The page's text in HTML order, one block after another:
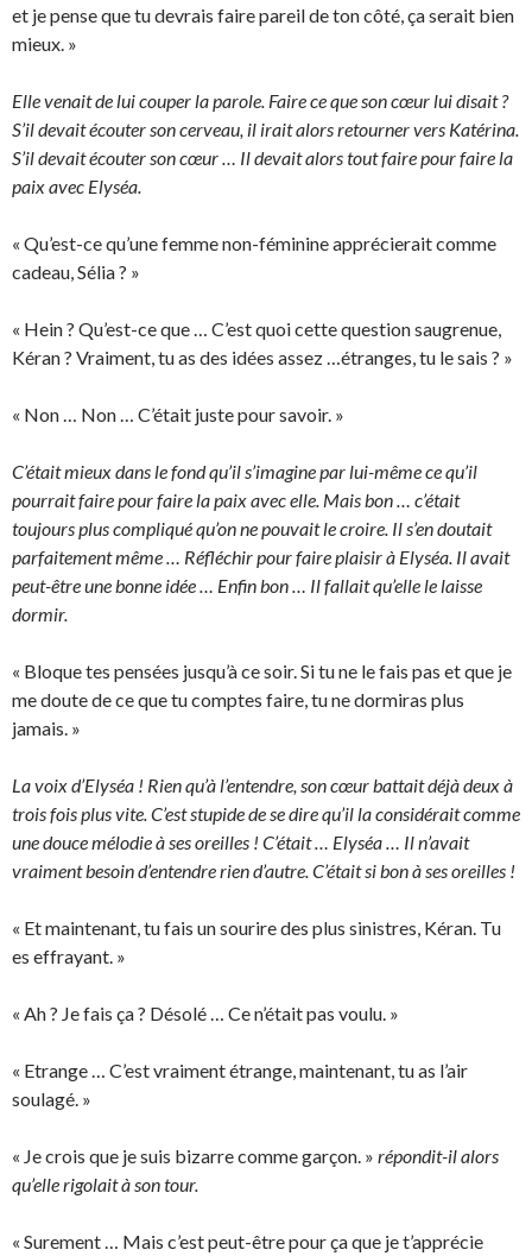
et je pense que tu devrais faire pareil de ton côté, ça serait bien
mieux. »
Elle venait de lui couper la parole. Faire ce que son cœur lui disait ?
S’il devait écouter son cerveau, il irait alors retourner vers Katérina.
S’il devait écouter son cœur … Il devait alors tout faire pour faire la
paix avec Elyséa.
« Qu’est-ce qu’une femme non-féminine apprécierait comme
cadeau, Sélia ? »
« Hein ? Qu’est-ce que … C’est quoi cette question saugrenue,
Kéran ? Vraiment, tu as des idées assez …étranges, tu le sais ? »
« Non … Non … C’était juste pour savoir. »
C’était mieux dans le fond qu’il s’imagine par lui-même ce qu’il
pourrait faire pour faire la paix avec elle. Mais bon … c’était
toujours plus compliqué qu’on ne pouvait le croire. Il s’en doutait
parfaitement même … Réfléchir pour faire plaisir à Elyséa. Il avait
peut-être une bonne idée … Enfin bon … Il fallait qu’elle le laisse
dormir.
« Bloque tes pensées jusqu’à ce soir. Si tu ne le fais pas et que je
me doute de ce que tu comptes faire, tu ne dormiras plus
jamais. »
La voix d’Elyséa ! Rien qu’à l’entendre, son cœur battait déjà deux à
trois fois plus vite. C’est stupide de se dire qu’il la considérait comme
une douce mélodie à ses oreilles ! C’était … Elyséa … Il n’avait
vraiment besoin d’entendre rien d’autre. C’était si bon à ses oreilles !
« Et maintenant, tu fais un sourire des plus sinistres, Kéran. Tu
es effrayant. »
« Ah ? Je fais ça ? Désolé … Ce n’était pas voulu. »
« Etrange … C’est vraiment étrange, maintenant, tu as l’air
soulagé. »
« Je crois que je suis bizarre comme garçon. » répondit-il alors
qu’elle rigolait à son tour.
« Surement … Mais c’est peut-être pour ça que je t’apprécie